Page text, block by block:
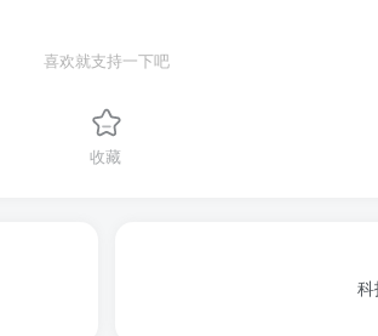
喜欢就支持一下吧
收藏